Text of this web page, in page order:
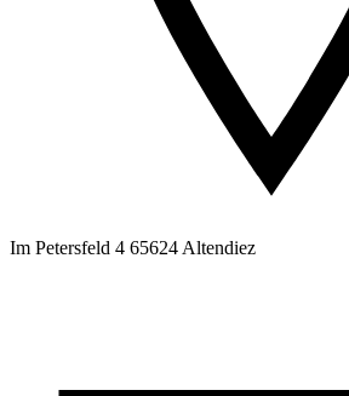
Im Petersfeld 4 65624 Altendiez